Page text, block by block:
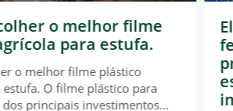
na agricultura: como o
climático influencia a
agrícola e quais
podem reduzir seus